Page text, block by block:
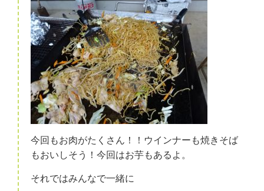
今回もお肉がたくさん！！ウインナーも焼きそば
もおいしそう！今回はお芋もあるよ。
それではみんなで一緒に